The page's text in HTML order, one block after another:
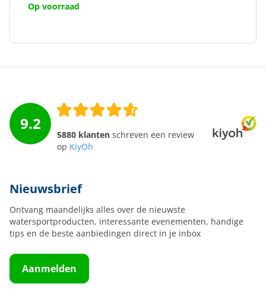
Op voorraad
9.2
5880 klanten schreven een review
op KiyOh
Nieuwsbrief
Ontvang maandelijks alles over de nieuwste
watersportproducten, interessante evenementen, handige
tips en de beste aanbiedingen direct in je inbox
Aanmelden